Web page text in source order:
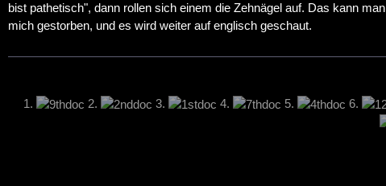
bist pathetisch", dann rollen sich einem die Zehnägel auf. Das kann
mich gestorben, und es wird weiter auf englisch geschaut.
1. 2. 3. 4. 5. 6.